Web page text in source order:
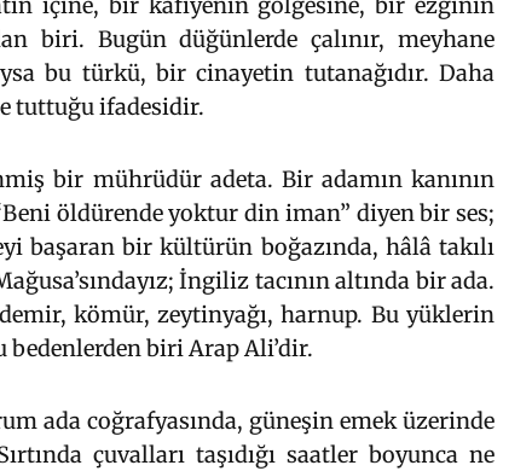
içine, bir kafiyenin gölgesine, bir ezginin
biri. Bugün düğünlerde çalınır, meyhane
bu türkü, bir cinayetin tutanağıdır. Daha
tuttuğu ifadesidir.
bir mührüdür adeta. Bir adamın kanının
öldürende yoktur din iman” diyen bir ses;
başaran bir kültürün boğazında, hâlâ takılı
İngiliz tacının altında bir ada.
kömür, zeytinyağı, harnup. Bu yüklerin
bedenlerden biri Arap Ali’dir.
ada coğrafyasında, güneşin emek üzerinde
çuvalları taşıdığı saatler boyunca ne